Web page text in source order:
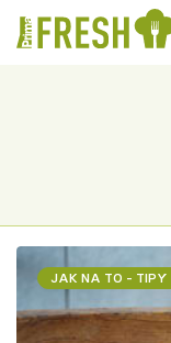
Témata
JAK NA TO - TIPY